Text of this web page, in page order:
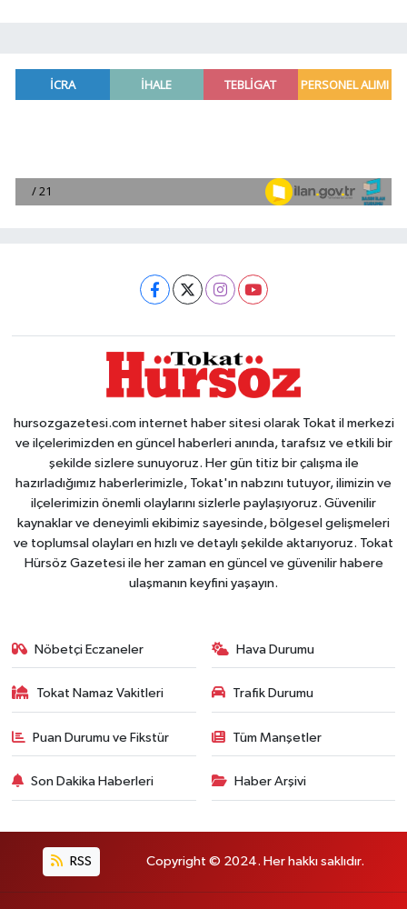
hursozgazetesi.com internet haber sitesi olarak Tokat il merkezi
ve ilçelerimizden en güncel haberleri anında, tarafsız ve etkili bir
şekilde sizlere sunuyoruz. Her gün titiz bir çalışma ile
hazırladığımız haberlerimizle, Tokat'ın nabzını tutuyor, ilimizin ve
ilçelerimizin önemli olaylarını sizlerle paylaşıyoruz. Güvenilir
kaynaklar ve deneyimli ekibimiz sayesinde, bölgesel gelişmeleri
ve toplumsal olayları en hızlı ve detaylı şekilde aktarıyoruz. Tokat
Hürsöz Gazetesi ile her zaman en güncel ve güvenilir habere
ulaşmanın keyfini yaşayın.
Nöbetçi Eczaneler Hava Durumu
Tokat Namaz Vakitleri Trafik Durumu
Puan Durumu ve Fikstür Tüm Manşetler
Son Dakika Haberleri Haber Arşivi
RSS Copyright © 2024. Her hakkı saklıdır.